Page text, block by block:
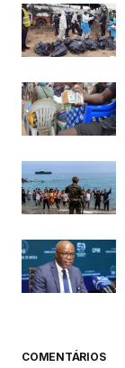
COMENTÁRIOS